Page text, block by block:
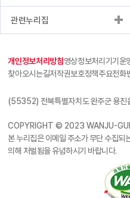
관련누리집
개인정보처리방침영상정보처리기기운
찾아오시는길저작권보호정책주요전화
(55352) 전북특별자치도 완주군 용진
COPYRIGHT © 2023 WANJU-
본 누리집은 이메일 주소가 무단 수집되
의해 처벌됨을 유념하시기 바랍니다.